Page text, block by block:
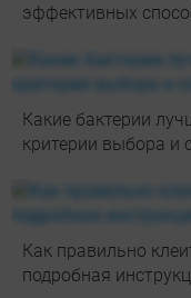
эффективных
Какие бактерии
критерии выбора и
Как правильно
подробная